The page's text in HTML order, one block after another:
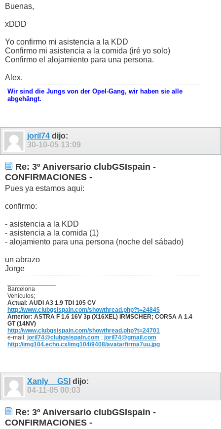
Buenas,
xDDD
Yo confirmo mi asistencia a la KDD
Confirmo mi asistencia a la comida (iré yo solo)
Confirmo el alojamiento para una persona.
Alex.
Wir sind die Jungs von der Opel-Gang, wir haben sie alle
abgehängt.
joril74 dijo:
30-10-05 13:09
Re: 3º Aniversario clubGSIspain -
CONFIRMACIONES -
Pues ya estamos aqui:
confirmo:
- asistencia a la KDD
- asistencia a la comida (1)
- alojamiento para una persona (noche del sábado)
un abrazo
Jorge
Barcelona
Vehículos;
Actual: AUDI A3 1.9 TDI 105 CV
http://www.clubgsispain.com/showthread.php?t=24845
Anterior: ASTRA F 1.6 16V 3p (X16XEL) IRMSCHER; CORSA A 1.4
GT (14NV)
http://www.clubgsispain.com/showthread.php?t=24701
e-mail: joril74@clubgsispain.com ; joril74@gmail.com
http://img104.echo.cx/img104/9408/avatarfirma7uu.jpg
Xanly__GSI dijo:
04-11-05 00:03
Re: 3º Aniversario clubGSIspain -
CONFIRMACIONES -